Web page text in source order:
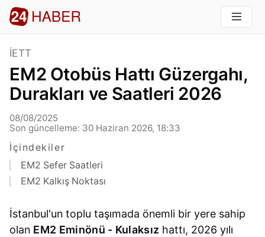
İETT
EM2 Otobüs Hattı Güzergahı,
Durakları ve Saatleri 2026
08/08/2025
Son güncelleme: 30 Haziran 2026, 18:33
İçindekiler
EM2 Sefer Saatleri
EM2 Kalkış Noktası
İstanbul'un toplu taşımada önemli bir yere sahip
olan EM2 Eminönü - Kulaksız hattı, 2026 yılı